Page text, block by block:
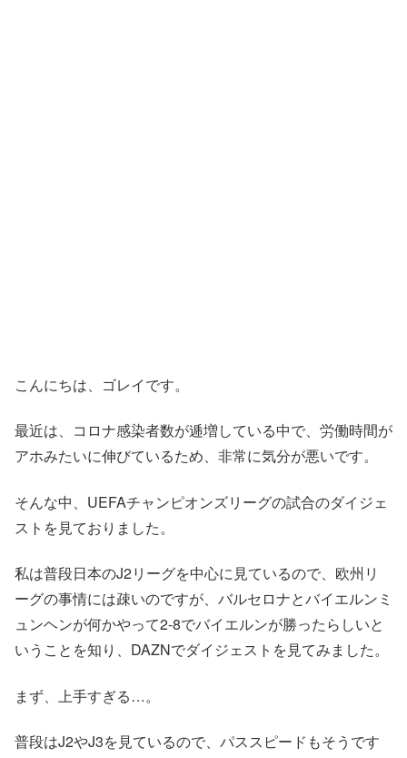
こんにちは、ゴレイです。
最近は、コロナ感染者数が逓増している中で、労働時間が
アホみたいに伸びているため、非常に気分が悪いです。
そんな中、UEFAチャンピオンズリーグの試合のダイジェ
ストを見ておりました。
私は普段日本のJ2リーグを中心に見ているので、欧州リ
ーグの事情には疎いのですが、バルセロナとバイエルンミ
ュンヘンが何かやって2-8でバイエルンが勝ったらしいと
いうことを知り、DAZNでダイジェストを見てみました。
まず、上手すぎる…。
普段はJ2やJ3を見ているので、パススピードもそうです